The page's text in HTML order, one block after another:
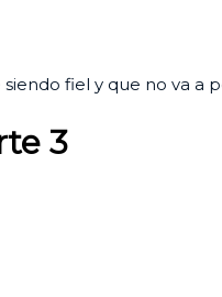
fiel y que no va a
3